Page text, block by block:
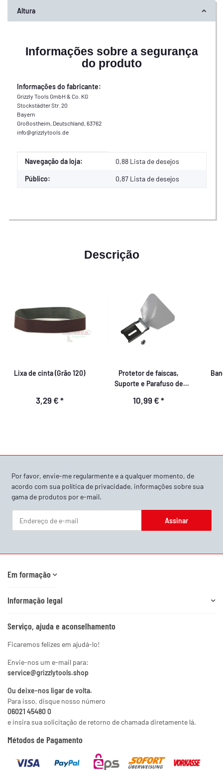
Altura
Informações sobre a segurança
do produto
Informações do fabricante:
Grizzly Tools GmbH & Co. KG
Stockstädter Str. 20
Bayern
Großostheim, Deutschland, 63762
info@grizzlytools.de
Valor
Fabricante
Navegação da loja: 0,88 Lista de desejos
Público: 0,87 Lista de desejos
Descrição
Lixa de cinta (Grão 120)
3,29 € *
Protetor de faíscas,
Suporte e Parafuso de
10,99 € *
Por favor, envie-me regularmente e a qualquer momento, de
acordo com sua política de privacidade, informações sobre sua
gama de produtos por e-mail.
Assinar
Em formação
Informação legal
Serviço, ajuda e aconselhamento
Ficaremos felizes em ajudá-lo!
Envie-nos um e-mail para:
service@grizzlytools.shop
Ou deixe-nos ligar de volta.
Para isso, disque nosso número
06021 45480 0
e insira sua solicitação de retorno de chamada diretamente lá.
Métodos de Pagamento